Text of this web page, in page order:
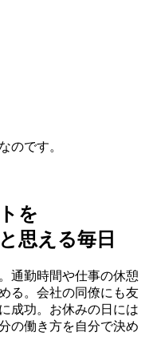
のです。
を
思える毎日